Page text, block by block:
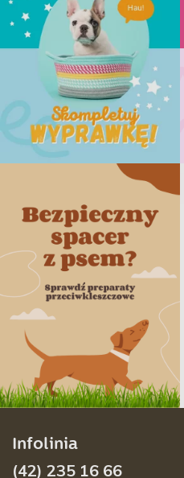
Infolinia
(42) 235 16 66